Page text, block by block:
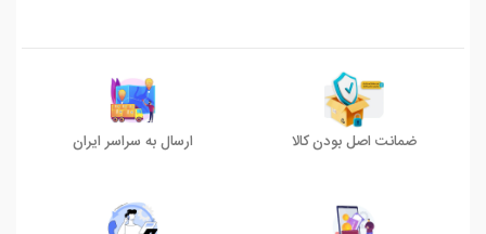
ضمانت اصل بودن کالا ارسال به سراسر ایران